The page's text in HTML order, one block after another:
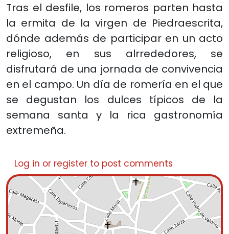
Tras el desfile, los romeros parten hasta
la ermita de la virgen de Piedraescrita,
dónde además de participar en un acto
religioso, en sus alrrededores, se
disfrutará de una jornada de convivencia
en el campo. Un día de romería en el que
se degustan los dulces típicos de la
semana santa y la rica gastronomía
extremeña.
Log in or register to post comments